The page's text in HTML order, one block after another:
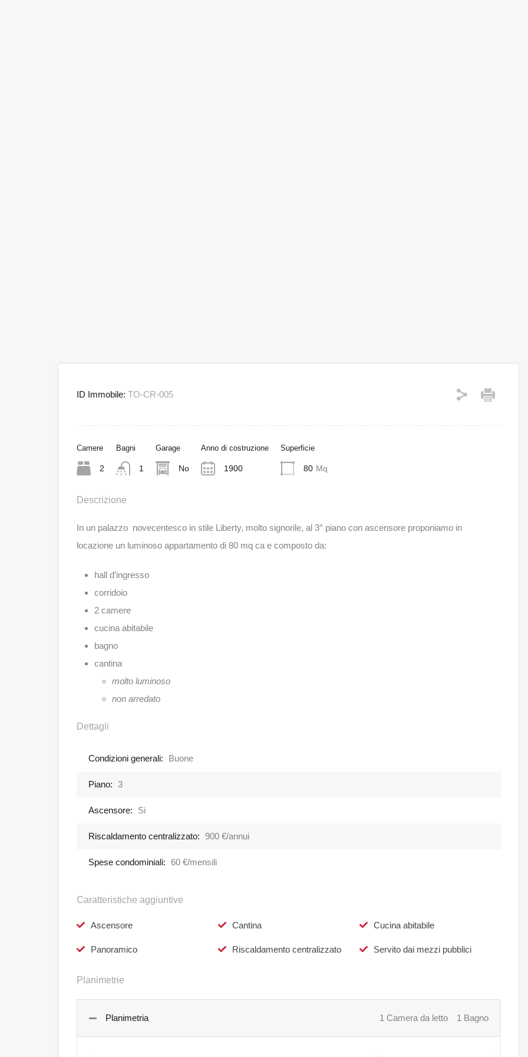
ID Immobile: TO-CR-005
Camere
2
Bagni
1
Garage
No
Anno di costruzione
1900
Superficie
80 Mq
Descrizione
In un palazzo novecentesco in stile Liberty, molto signorile, al 3° piano con ascensore proponiamo in
locazione un luminoso appartamento di 80 mq ca e composto da:
hall d’ingresso
corridoio
2 camere
cucina abitabile
bagno
cantina
molto luminoso
non arredato
Dettagli
Condizioni generali: Buone
Piano: 3
Ascensore: Si
Riscaldamento centralizzato: 900 €/annui
Spese condominiali: 60 €/mensili
Caratteristiche aggiuntive
Ascensore Cantina Cucina abitabile
Panoramico Riscaldamento centralizzato Servito dai mezzi pubblici
Planimetrie
Planimetria 1 Camera da letto 1 Bagno